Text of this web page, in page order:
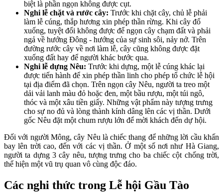
biệt là phần ngọn không được cụt.
Nghi lễ chặt và rước cây: Trước khi chặt cây, chủ lễ phải
làm lễ cúng, thắp hương xin phép thần rừng. Khi cây đổ
xuống, tuyệt đối không được để ngọn cây chạm đất và phải
ngả về hướng Đông - hướng của sự sinh sôi, nảy nở. Trên
đường rước cây về nơi làm lễ, cây cũng không được đặt
xuống đất hay để người khác bước qua.
Nghi lễ dựng Nêu: Trước khi dựng, một lễ cúng khác lại
được tiến hành để xin phép thần linh cho phép tổ chức lễ hội
tại địa điểm đã chọn. Trên ngọn cây Nêu, người ta treo một
dải vải lanh màu đỏ hoặc đen, một bầu rượu, một túi ngô,
thóc và một xâu tiền giấy. Những vật phẩm này tượng trưng
cho sự no đủ và lòng thành kính dâng lên các vị thần. Dưới
gốc Nêu đặt một chum rượu lớn để mời khách đến dự hội.
Đối với người Mông, cây Nêu là chiếc thang để những lời cầu khấn
bay lên trời cao, đến với các vị thần. Ở một số nơi như Hà Giang,
người ta dựng 3 cây nêu, tượng trưng cho ba chiếc cột chống trời,
thể hiện một vũ trụ quan vô cùng độc đáo.
Các nghi thức trong Lễ hội Gầu Tào